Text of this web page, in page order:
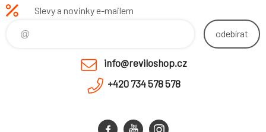
Slevy a novinky e-mailem
odebírat
info@reviloshop.cz
+420 734 578 578